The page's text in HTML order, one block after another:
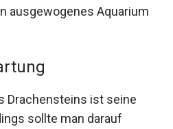
ausgewogenes Aquarium
Drachensteins ist seine
sollte man darauf